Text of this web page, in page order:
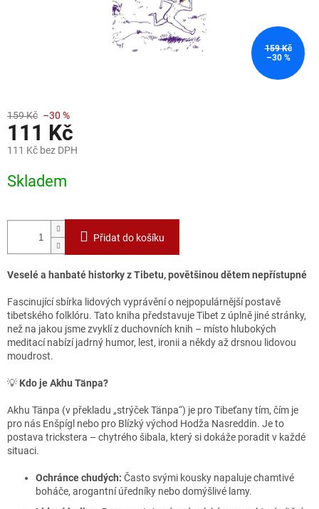
159 Kč
–30 %
159 Kč –30 %
111 Kč
111 Kč bez DPH
cena:
Skladem
Přidat do košíku
Veselé a hanbaté historky z Tibetu, povětšinou dětem nepřístupné
Fascinující sbírka lidových vyprávění o nejpopulárnější postavě
tibetského folklóru. Tato kniha představuje Tibet z úplně jiné stránky,
než na jakou jsme zvyklí z duchovních knih – místo hlubokých
meditací nabízí jadrný humor, lest, ironii a někdy až drsnou lidovou
moudrost.
💡 Kdo je Akhu Tänpa?
Akhu Tänpa (v překladu „strýček Tänpa“) je pro Tibeťany tím, čím je
pro nás Enšpígl nebo pro Blízký východ Hodža Nasreddin. Je to
postava trickstera – chytrého šibala, který si dokáže poradit v každé
situaci.
Ochránce chudých: Často svými kousky napaluje chamtivé
boháče, arogantní úředníky nebo domýšlivé lamy.